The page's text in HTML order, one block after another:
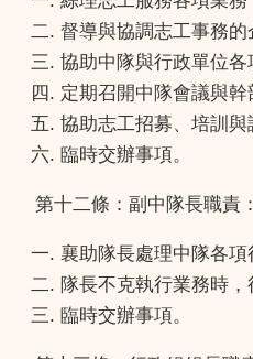
督導與協調志工事務的
協助中隊與行政單位各
定期召開中隊會議與幹
協助志工招募、培訓與
臨時交辦事項。
第十二條：副中隊長職責：
襄助隊長處理中隊各項
隊長不克執行業務時，
臨時交辦事項。